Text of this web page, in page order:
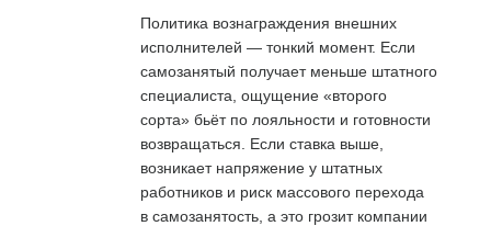
Политика вознаграждения внешних
исполнителей — тонкий момент. Если
самозанятый получает меньше штатного
специалиста, ощущение «второго
сорта» бьёт по лояльности и готовности
возвращаться. Если ставка выше,
возникает напряжение у штатных
работников и риск массового перехода
в самозанятость, а это грозит компании